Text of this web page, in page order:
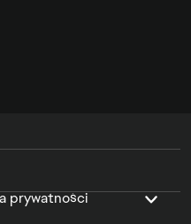
prywatności